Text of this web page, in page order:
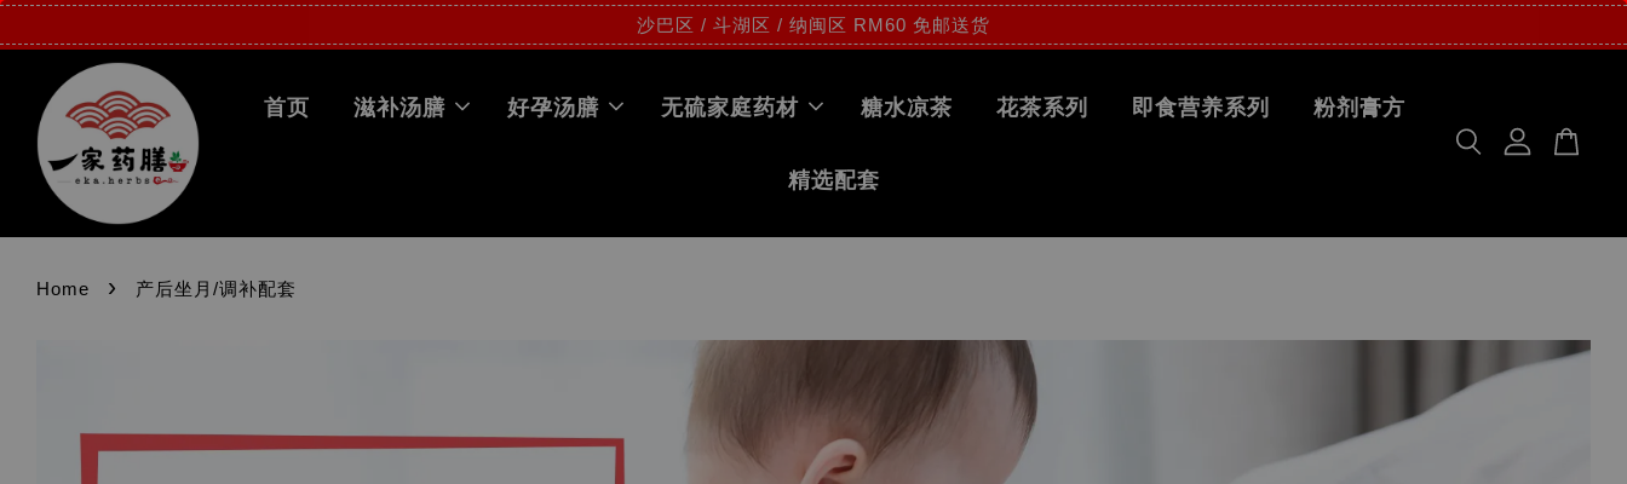
沙巴区 / 斗湖区 / 纳闽区 RM60 免邮送货
首页 滋补汤膳 好孕汤膳 无硫家庭药材 糖水凉茶 花茶系列 即食营养系列 粉剂膏方
精选配套
Home › 产后坐月/调补配套